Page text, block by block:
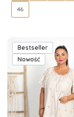
46
Bestseller
Nowość